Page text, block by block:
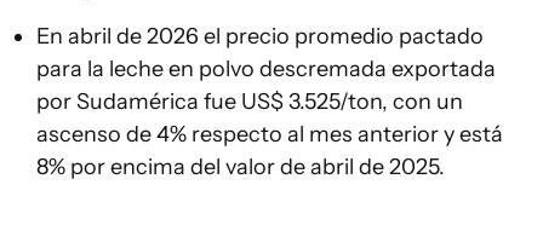
En abril de 2026 el precio promedio pactado
para la leche en polvo descremada exportada
por Sudamérica fue US$ 3.525/ton, con un
ascenso de 4% respecto al mes anterior y está
8% por encima del valor de abril de 2025.